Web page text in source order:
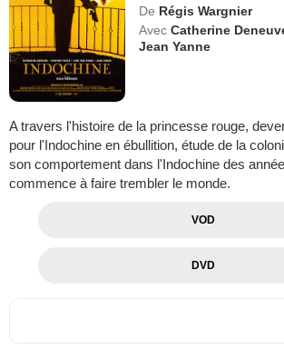
De Régis Wargnier
Avec Catherine
Jean Yanne
A travers l'histoire de la princesse rouge,
pour l'Indochine en ébullition, étude de la
son comportement dans l'Indochine des
commence à faire trembler le monde.
VOD
DVD